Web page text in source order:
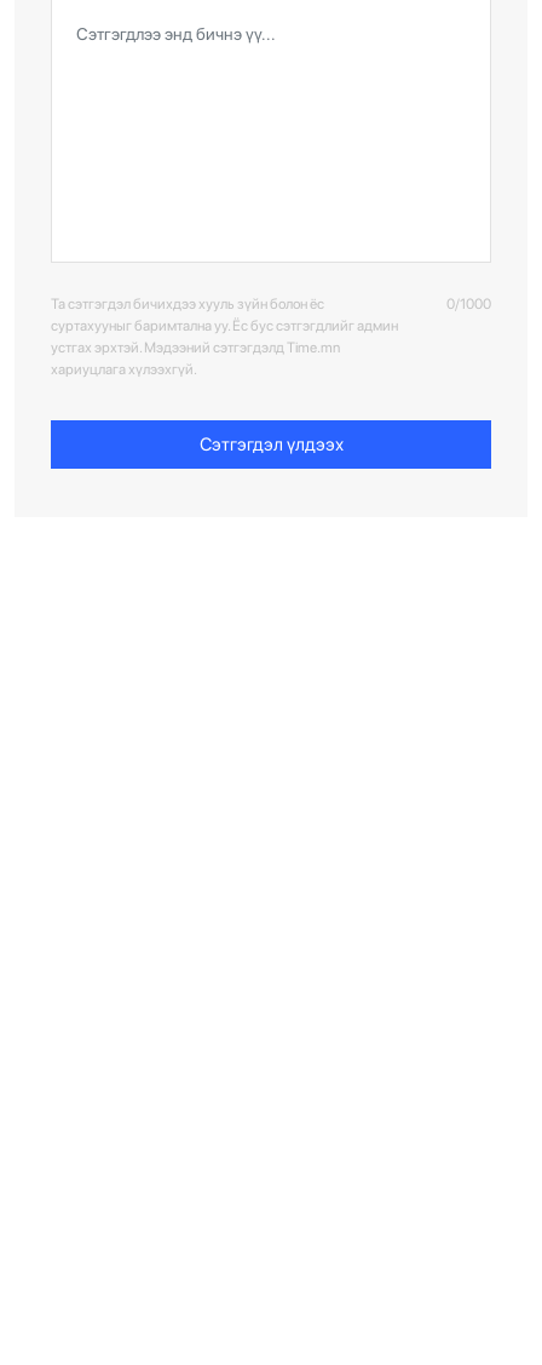
Та сэтгэгдэл бичихдээ хууль зүйн болон ёс
суртахууныг баримтална уу. Ёс бус сэтгэгдлийг админ
устгах эрхтэй. Мэдээний сэтгэгдэлд Time.mn
хариуцлага хүлээхгүй.
0/1000
Сэтгэгдэл үлдээх